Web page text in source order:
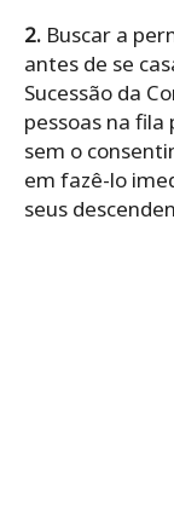
2. Buscar a
antes de se
Sucessão da
pessoas na fila
sem o
em fazê-lo
seus